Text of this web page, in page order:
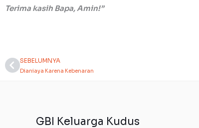
Terima kasih Bapa, Amin!”
Prev
SEBELUMNYA
Dianiaya Karena Kebenaran
GBI Keluarga Kudus